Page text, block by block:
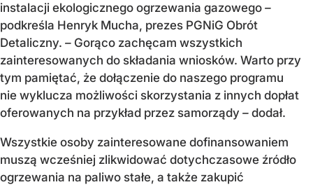
instalacji ekologicznego ogrzewania gazowego –
podkreśla Henryk Mucha, prezes PGNiG Obrót
Detaliczny. – Gorąco zachęcam wszystkich
zainteresowanych do składania wniosków. Warto przy
tym pamiętać, że dołączenie do naszego programu
nie wyklucza możliwości skorzystania z innych dopłat
oferowanych na przykład przez samorządy – dodał.
Wszystkie osoby zainteresowane dofinansowaniem
muszą wcześniej zlikwidować dotychczasowe źródło
ogrzewania na paliwo stałe, a także zakupić